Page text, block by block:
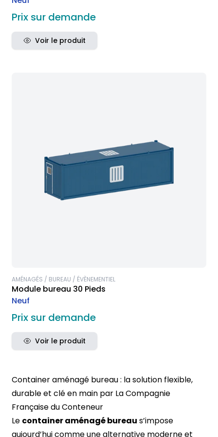
Prix sur demande
Voir le produit
AMÉNAGÉS / BUREAU / ÉVÈNEMENTIEL
Module bureau 30 Pieds
Neuf
Prix sur demande
Voir le produit
Container aménagé bureau : la solution flexible,
durable et clé en main par La Compagnie
Française du Conteneur
Le container aménagé bureau s’impose
aujourd’hui comme une alternative moderne et